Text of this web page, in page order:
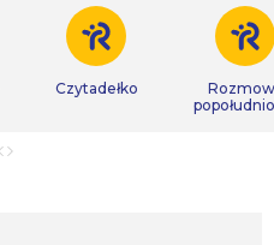
Czytadełko